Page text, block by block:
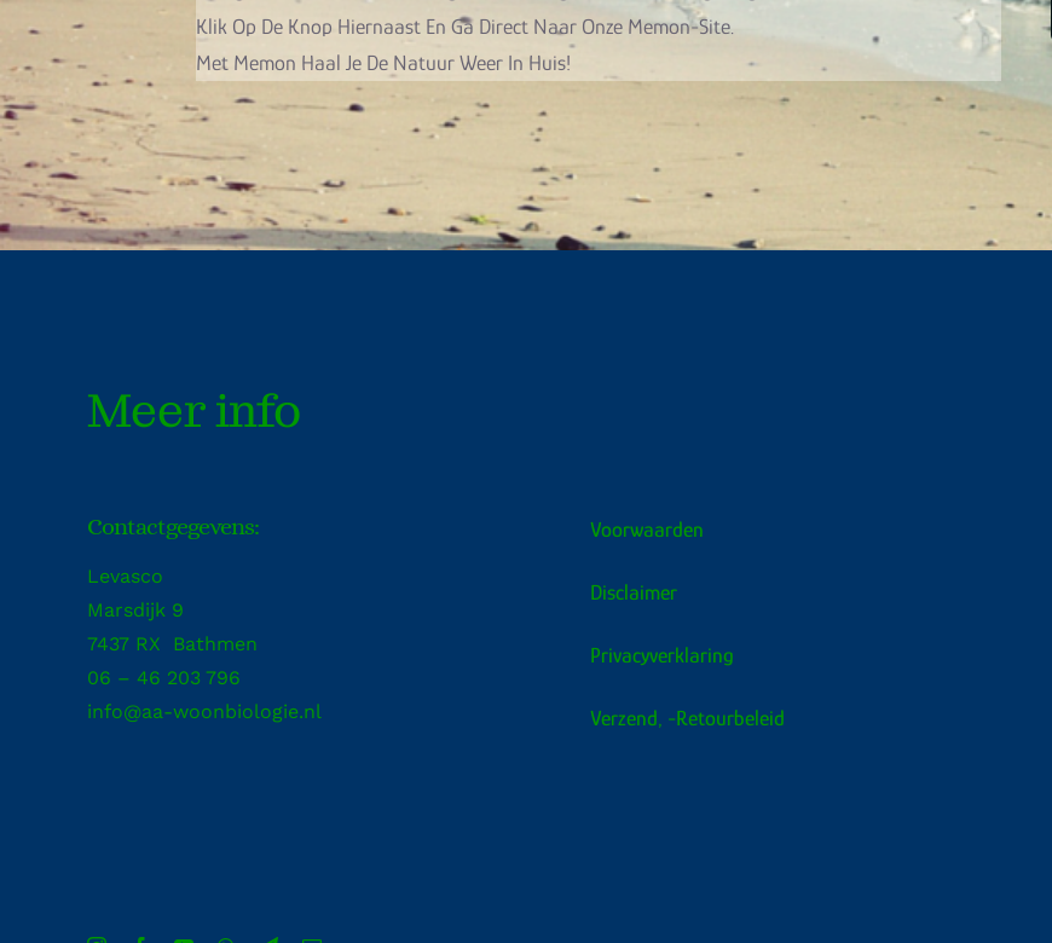
Klik Op De Knop Hiernaast En Ga Direct Naar Onze Memon-Site.
Met Memon Haal Je De Natuur Weer In Huis!
Meer info
Contactgegevens:
Levasco
Marsdijk 9
7437 RX Bathmen
06 – 46 203 796
info@aa-woonbiologie.nl
Voorwaarden
Disclaimer
Privacyverklaring
Verzend, -retourbeleid